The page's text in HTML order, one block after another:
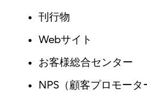
刊行物
Webサイト
お客様総合センター
NPS（顧客プロモータ